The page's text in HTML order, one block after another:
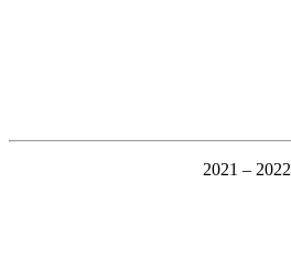
2021 – 2022